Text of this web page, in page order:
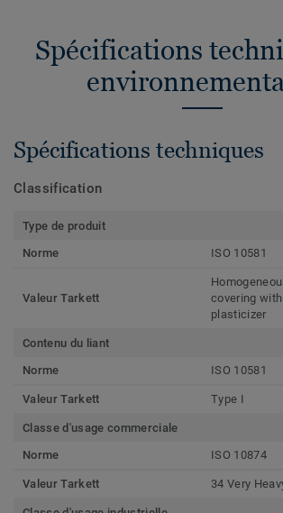
Spécifications
Spécifications techniques
Classification
Type de produit
Norme
ISO 10581
Valeur Tarkett
covering
plasticizer
Contenu du liant
Norme
ISO 10581
Valeur Tarkett Type I
Classe d'usage commerciale
Norme
ISO 10874
Valeur Tarkett 34 Very